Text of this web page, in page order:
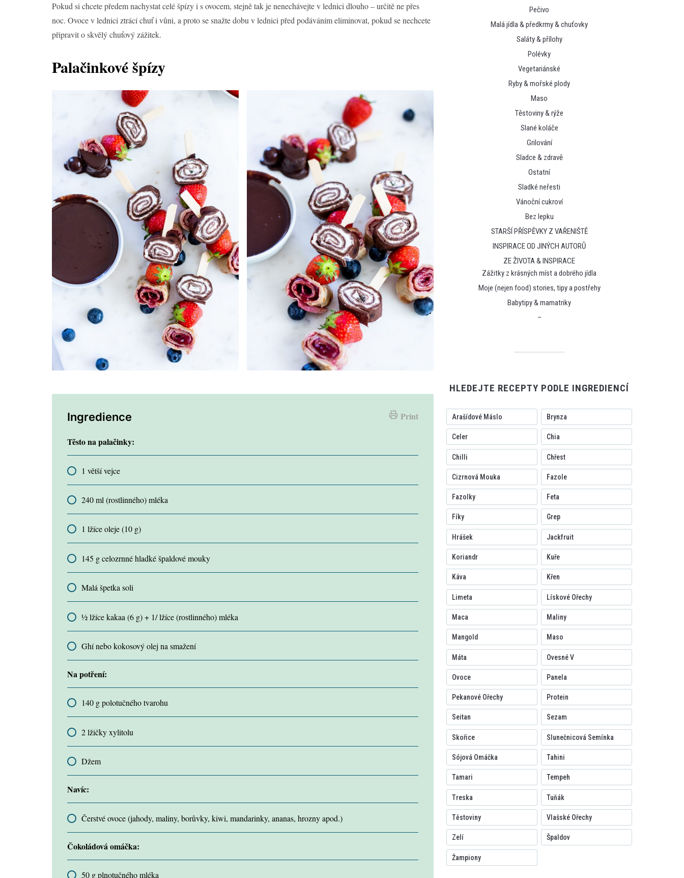
Pokud si chcete předem nachystat celé špízy i s ovocem, stejně tak je nenechávejte v lednici dlouho – určitě ne přes
noc. Ovoce v lednici ztrácí chuť i vůni, a proto se snažte dobu v lednici před podáváním eliminovat, pokud se nechcete
připravit o skvělý chuťový zážitek.
Palačinkové špízy
Print
Ingredience
Těsto na palačinky:
1 větší vejce
240 ml (rostlinného) mléka
1 lžíce oleje (10 g)
145 g celozrnné hladké špaldové mouky
Malá špetka soli
½ lžíce kakaa (6 g) + 1/ lžíce (rostlinného) mléka
Ghí nebo kokosový olej na smažení
Na potření:
140 g polotučného tvarohu
2 lžičky xylitolu
Džem
Navíc:
Čerstvé ovoce (jahody, maliny, borůvky, kiwi, mandarinky, ananas, hrozny apod.)
Čokoládová omáčka:
50 g plnotučného mléka
Pečivo
Malá jídla & předkrmy & chuťovky
Saláty & přílohy
Polévky
Vegetariánské
Ryby & mořské plody
Maso
Těstoviny & rýže
Slané koláče
Grilování
Sladce & zdravě
Ostatní
Sladké neřesti
Vánoční cukroví
Bez lepku
STARŠÍ PŘÍSPĚVKY Z VAŘENIŠTĚ
INSPIRACE OD JINÝCH AUTORŮ
ZE ŽIVOTA & INSPIRACE
Zážitky z krásných míst a dobrého jídla
Moje (nejen food) stories, tipy a postřehy
Babytipy & mamatriky
–
HLEDEJTE RECEPTY PODLE INGREDIENCÍ
Arašídové Máslo Brynza
Celer Chia
Chilli Chřest
Cizrnová Mouka Fazole
Fazolky Feta
Fíky Grep
Hrášek Jackfruit
Koriandr Kuře
Káva Křen
Limeta Lískové Ořechy
Maca Maliny
Mangold Maso
Máta Ovesné V
Ovoce Panela
Pekanové Ořechy Protein
Seitan Sezam
Skořice Slunečnicová Semínka
Sójová Omáčka Tahini
Tamari Tempeh
Treska Tuňák
Těstoviny Vlašské Ořechy
Zelí Špaldov
Žampiony